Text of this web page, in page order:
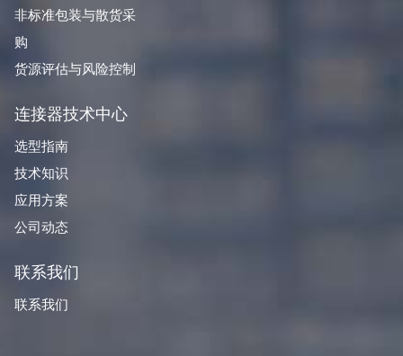
非标准包装与散货采
购
货源评估与风险控制
连接器技术中心
选型指南
技术知识
应用方案
公司动态
联系我们
联系我们